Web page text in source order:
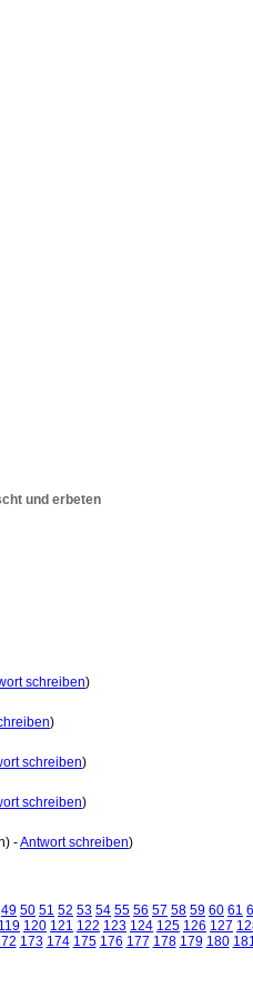
und erbeten
schreiben)
)
schreiben)
schreiben)
-Antwort schreiben)
49 50 51 52 53 54 55 56 57 58 59 60 61
119 120 121 122 123 124 125 126 127
173 174 175 176 177 178 179 180